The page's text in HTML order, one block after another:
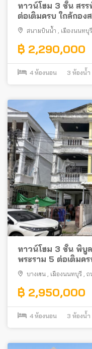
ทาวน์โฮม 3 ชั้น สร
ต่อเติมครบ ใกล้กอ
สนามบินน้ำ , เมืองนนทบุรี
฿ 2,290,000
4 ห้องนอน 3 ห้องน้ำ
ทาวน์โฮม 3 ชั้น พิบู
พระราม 5 ต่อเติมค
ใกล้รถไฟฟ้า
บางเขน , เมืองนนทบุรี , ถ
฿ 2,950,000
4 ห้องนอน 3 ห้องน้ำ